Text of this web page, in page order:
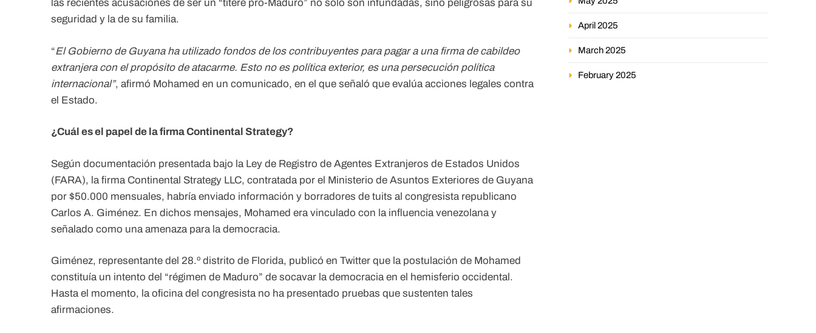
las recientes acusaciones de ser un “títere pro-Maduro” no solo son infundadas, sino peligrosas para su
seguridad y la de su familia.
“El Gobierno de Guyana ha utilizado fondos de los contribuyentes para pagar a una firma de cabildeo
extranjera con el propósito de atacarme. Esto no es política exterior, es una persecución política
internacional”, afirmó Mohamed en un comunicado, en el que señaló que evalúa acciones legales contra
el Estado.
¿Cuál es el papel de la firma Continental Strategy?
Según documentación presentada bajo la Ley de Registro de Agentes Extranjeros de Estados Unidos
(FARA), la firma Continental Strategy LLC, contratada por el Ministerio de Asuntos Exteriores de Guyana
por $50.000 mensuales, habría enviado información y borradores de tuits al congresista republicano
Carlos A. Giménez. En dichos mensajes, Mohamed era vinculado con la influencia venezolana y
señalado como una amenaza para la democracia.
Giménez, representante del 28.º distrito de Florida, publicó en Twitter que la postulación de Mohamed
constituía un intento del “régimen de Maduro” de socavar la democracia en el hemisferio occidental.
Hasta el momento, la oficina del congresista no ha presentado pruebas que sustenten tales
afirmaciones.
April 2025
March 2025
February 2025